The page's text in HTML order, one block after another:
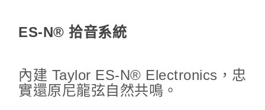
ES-N® 拾音系統
內建 Taylor ES-N® Electronics，忠
實還原尼龍弦自然共鳴。